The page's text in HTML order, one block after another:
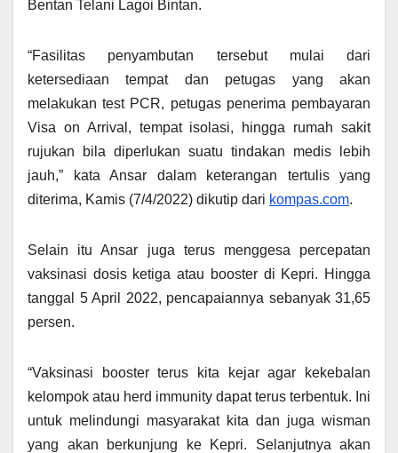
Bentan Telani Lagoi Bintan.
“Fasilitas penyambutan tersebut mulai dari
ketersediaan tempat dan petugas yang akan
melakukan test PCR, petugas penerima pembayaran
Visa on Arrival, tempat isolasi, hingga rumah sakit
rujukan bila diperlukan suatu tindakan medis lebih
jauh,” kata Ansar dalam keterangan tertulis yang
diterima, Kamis (7/4/2022) dikutip dari kompas.com.
Selain itu Ansar juga terus menggesa percepatan
vaksinasi dosis ketiga atau booster di Kepri. Hingga
tanggal 5 April 2022, pencapaiannya sebanyak 31,65
persen.
“Vaksinasi booster terus kita kejar agar kekebalan
kelompok atau herd immunity dapat terus terbentuk. Ini
untuk melindungi masyarakat kita dan juga wisman
yang akan berkunjung ke Kepri. Selanjutnya akan